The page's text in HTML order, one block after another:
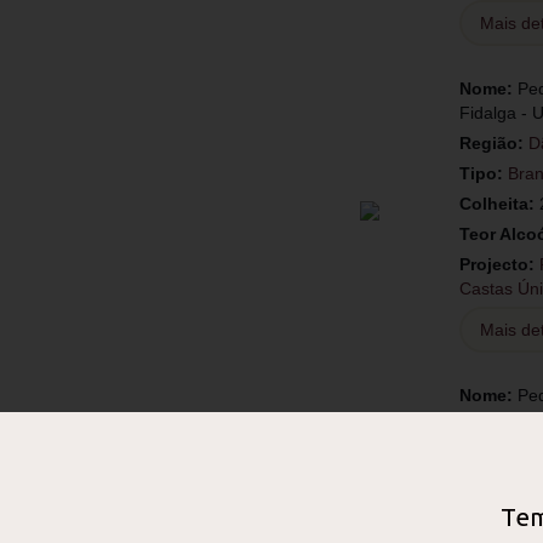
Mais
Nome:
Fidalga -
Região:
Tipo:
Colheita:
Teor
Projecto:
Castas
Mais
Nome:
Colheita: